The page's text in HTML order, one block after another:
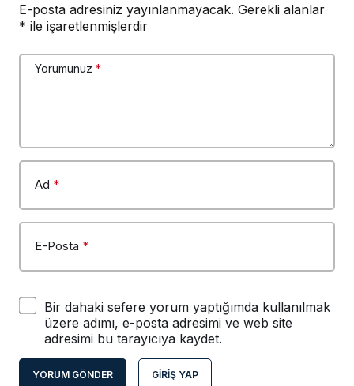
E-posta adresiniz yayınlanmayacak. Gerekli alanlar
* ile işaretlenmişlerdir
Yorumunuz *
Ad *
E-Posta *
Bir dahaki sefere yorum yaptığımda kullanılmak
üzere adımı, e-posta adresimi ve web site
adresimi bu tarayıcıya kaydet.
YORUM GÖNDER GIRIŞ YAP